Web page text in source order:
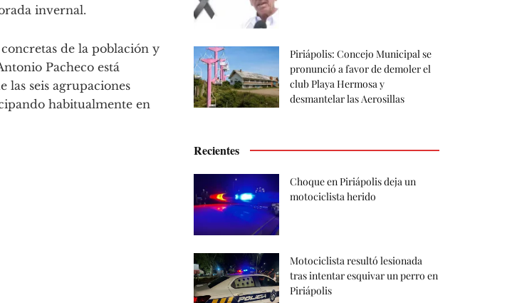
invernal.
de la población y
Pacheco está
las seis agrupaciones
habitualmente en
Piriápolis: Concejo Municipal se
pronunció a favor de demoler el
club Playa Hermosa y
desmantelar las Aerosillas
Recientes
Choque en Piriápolis deja un
motociclista herido
Motociclista resultó lesionada
tras intentar esquivar un perro en
Piriápolis